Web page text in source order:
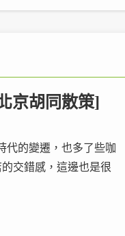
京胡同散策]
代的變遷，也多了些咖
交錯感，這邊也是很